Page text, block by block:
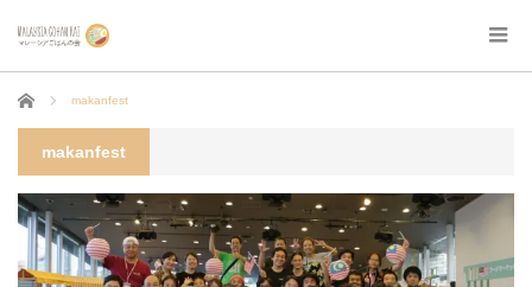
ホーム makanfest
makanfest